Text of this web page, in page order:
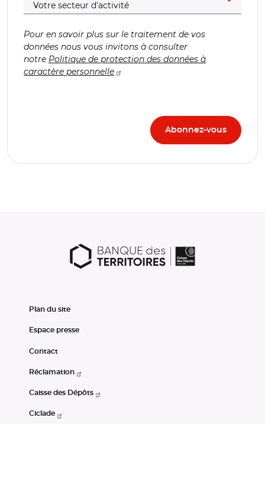
Pour en savoir plus sur le traitement de vos
données nous vous invitons à consulter
notre Politique de protection des données à
caractère personnelle
Plan du site
Espace presse
Contact
Réclamation
Caisse des Dépôts
Ciclade